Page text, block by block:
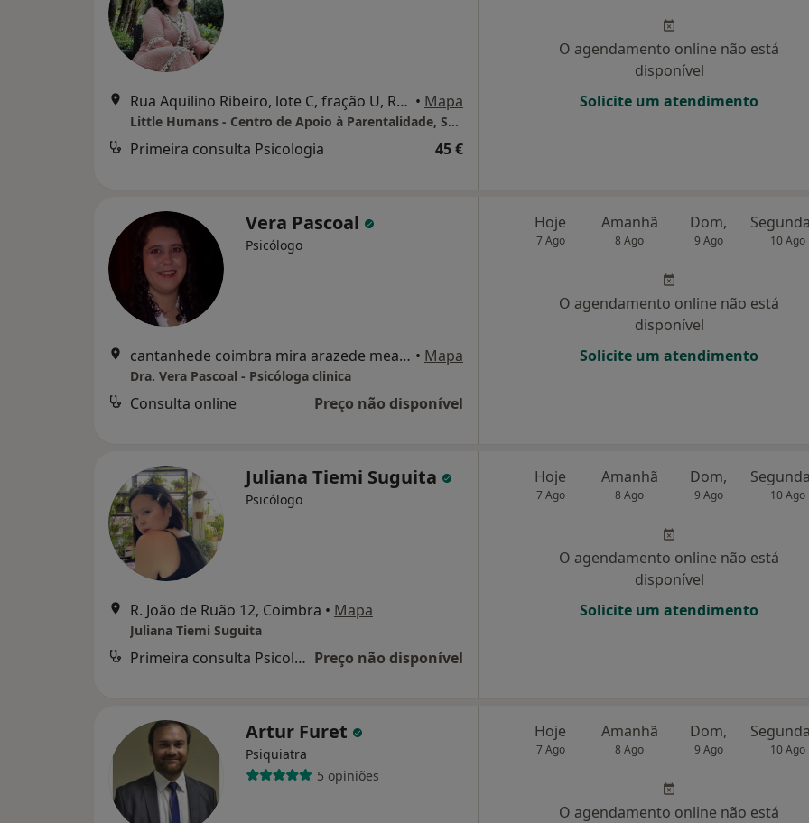
Rua Aquilino Ribeiro, lote C, fração U, R/C, Coimbra • Mapa
Little Humans - Centro de Apoio à Parentalidade, Saúde Materno-Infantil e Baby SPA
Primeira consulta Psicologia 45 €
O agendamento online não está
disponível
Solicite um atendimento
Vera Pascoal
Psicólogo
cantanhede coimbra mira arazede mealhada, Cantanhede • Mapa
Dra. Vera Pascoal - Psicóloga clinica
Consulta online Preço não disponível
Hoje
7 Ago
Amanhã
8 Ago
Dom,
9 Ago 10 Ago
O agendamento online não está
disponível
Solicite um atendimento
Juliana Tiemi Suguita
Psicólogo
R. João de Ruão 12, Coimbra • Mapa
Juliana Tiemi Suguita
Primeira consulta Psicologia Preço não disponível
Hoje
7 Ago
Amanhã
8 Ago
Dom,
9 Ago 10 Ago
O agendamento online não está
disponível
Solicite um atendimento
Artur Furet
Psiquiatra
5 opiniões
Hoje
7 Ago
Amanhã
8 Ago
Dom,
9 Ago 10 Ago
O agendamento online não está